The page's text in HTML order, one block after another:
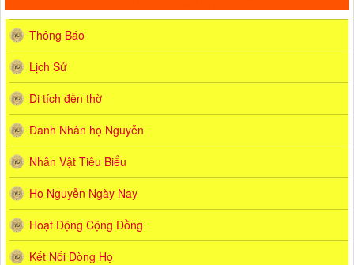
Thông Báo
Lịch Sử
Di tích đền thờ
Danh Nhân họ Nguyễn
Nhân Vật Tiêu Biểu
Họ Nguyễn Ngày Nay
Hoạt Động Cộng Đồng
Kết Nối Dòng Họ